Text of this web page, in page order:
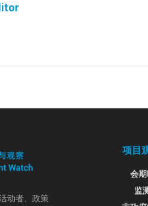
动者、政策
项目
会
监